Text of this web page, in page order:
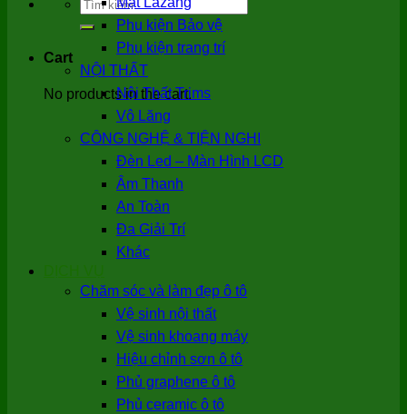
for:
Cart
No products in the cart.
Phụ kiện Bảo vệ
Phụ kiện trang trí
NỘI THẤT
Nội Thất Trims
Vô Lăng
CÔNG NGHỆ & TIỆN NGHI
Đèn Led – Màn Hình LCD
Âm Thanh
An Toàn
Đa Giải Trí
Khác
Chăm sóc và làm đẹp ô tô
Vệ sinh nội thất
Vệ sinh khoang máy
Hiệu chỉnh sơn ô tô
Phủ graphene ô tô
Phủ ceramic ô tô